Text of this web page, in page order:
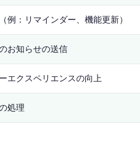
例：リマインダー、機能更新）
お知らせの送信
エクスペリエンスの向上
処理